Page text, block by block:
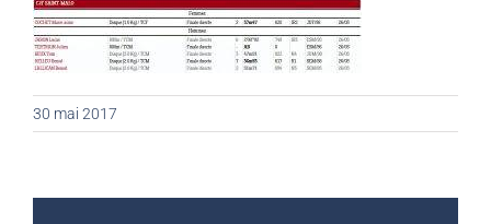
30 mai 2017